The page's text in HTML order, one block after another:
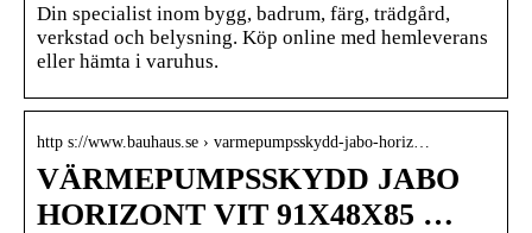
Din specialist inom bygg, badrum, färg, trädgård,
verkstad och belysning. Köp online med hemleverans
eller hämta i varuhus.
http s://www.bauhaus.se › varmepumpsskydd-jabo-horiz…
VÄRMEPUMPSSKYDD JABO
HORIZONT VIT 91X48X85 …